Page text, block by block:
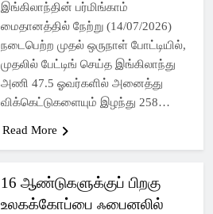
இங்கிலாந்தின் பர்மிங்காம்
மைதானத்தில் நேற்று (14/07/2026)
நடைபெற்ற முதல் ஒருநாள் போட்டியில்,
முதலில் பேட்டிங் செய்த இங்கிலாந்து
அணி 47.5 ஓவர்களில் அனைத்து
விக்கெட்டுகளையும் இழந்து 258…
Read More
16 ஆண்டுகளுக்குப் பிறகு
உலகக்கோப்பை ஃபைனலில்